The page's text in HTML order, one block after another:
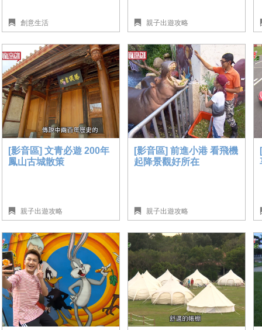
創意生活 親子出遊攻略
[影音區] 文青必遊 200年
鳳山古城散策
親子出遊攻略
[影音區] 前進小港 看飛機
起降景觀好所在
親子出遊攻略
親子就醬玩
關於我們
加入我們
服務條款
隱私權政策
服務中心
合作提案
廣告
聯絡我們